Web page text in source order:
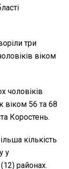
три
віком
чоловіків
віком 56 та 68
Коростень.
кількість
у
районах.